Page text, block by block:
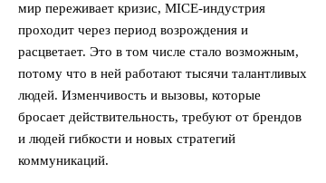
мир переживает кризис, MICE-индустрия
проходит через период возрождения и
расцветает. Это в том числе стало возможным,
потому что в ней работают тысячи талантливых
людей. Изменчивость и вызовы, которые
бросает действительность, требуют от брендов
и людей гибкости и новых стратегий
коммуникаций.